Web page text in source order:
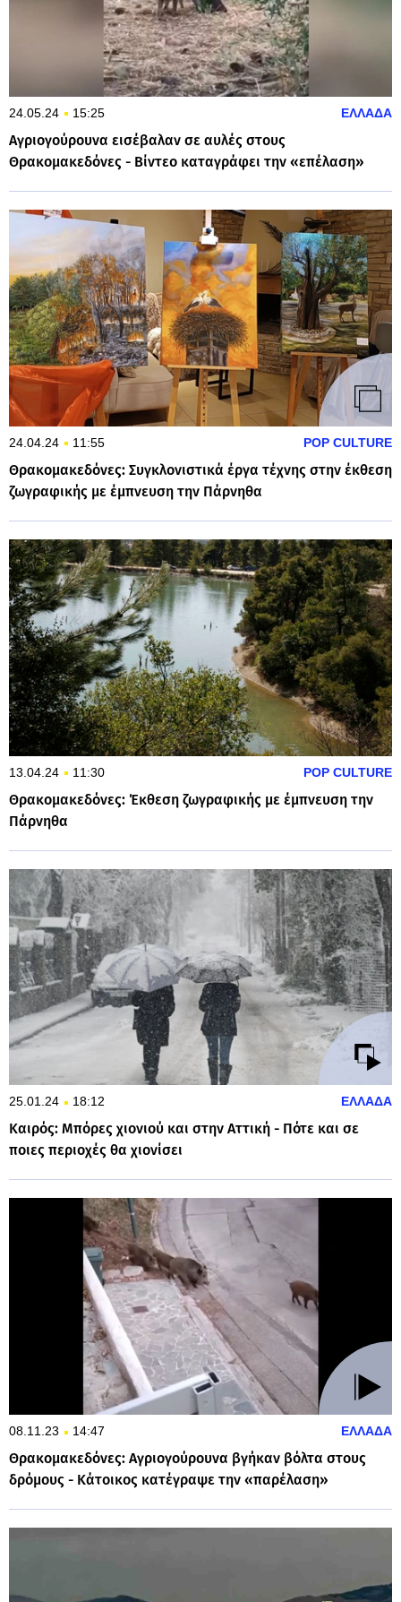
24.05.24 15:25 ΕΛΛΑΔΑ
Αγριογούρουνα εισέβαλαν σε αυλές στους
Θρακομακεδόνες - Βίντεο καταγράφει την «επέλαση»
24.04.24 11:55 POP CULTURE
Θρακομακεδόνες: Συγκλονιστικά έργα τέχνης στην έκθεση
ζωγραφικής με έμπνευση την Πάρνηθα
13.04.24 11:30 POP CULTURE
Θρακομακεδόνες: Έκθεση ζωγραφικής με έμπνευση την
Πάρνηθα
25.01.24 18:12 ΕΛΛΑΔΑ
Καιρός: Μπόρες χιονιού και στην Αττική - Πότε και σε
ποιες περιοχές θα χιονίσει
08.11.23 14:47 ΕΛΛΑΔΑ
Θρακομακεδόνες: Αγριογούρουνα βγήκαν βόλτα στους
δρόμους - Κάτοικος κατέγραψε την «παρέλαση»